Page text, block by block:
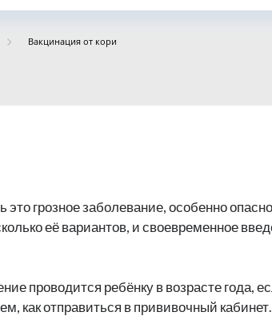
Вакцинация от кори
это грозное заболевание, особенно
её вариантов, и своевременное
проводится ребёнку в возрасте года,
как отправиться в прививочный кабинет.